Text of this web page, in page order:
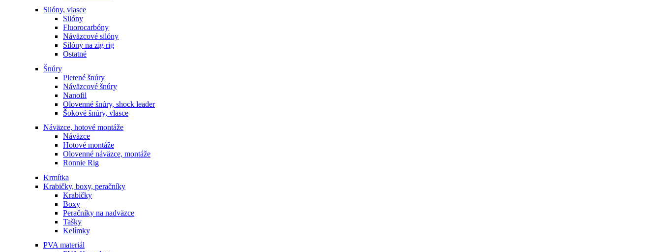
Silóny, vlasce
Silóny
Fluorocarbóny
Náväzcové silóny
Silóny na zig rig
Ostatné
Šnúry
Pletené šnúry
Náväzcové šnúry
Nanofil
Olovenné šnúry, shock leader
Šokové šnúry, vlasce
Náväzce, hotové montáže
Náväzce
Hotové montáže
Olovenné náväzce, montáže
Ronnie Rig
Krmítka
Krabičky, boxy, peračníky
Krabičky
Boxy
Peračníky na nadväzce
Tašky
Kelímky
PVA materiál